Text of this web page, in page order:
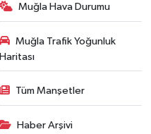
Muğla Hava Durumu
Muğla Trafik Yoğunluk
Haritası
Tüm Manşetler
Haber Arşivi